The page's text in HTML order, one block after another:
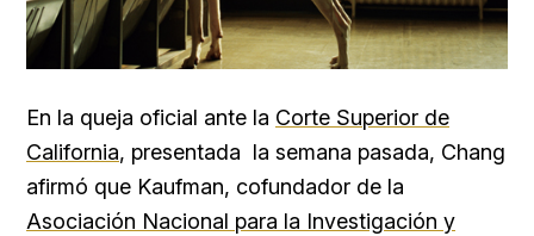
En la queja oficial ante la Corte Superior de
California, presentada la semana pasada, Chang
afirmó que Kaufman, cofundador de la
Asociación Nacional para la Investigación y